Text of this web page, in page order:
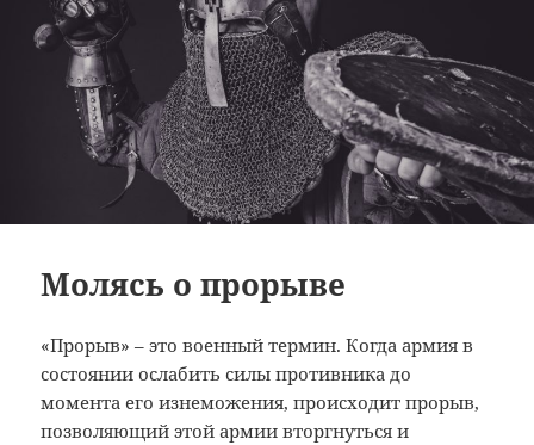
Молясь о прорыве
«Прорыв» – это военный термин. Когда армия в
состоянии ослабить силы противника до
момента его изнеможения, происходит прорыв,
позволяющий этой армии вторгнуться и